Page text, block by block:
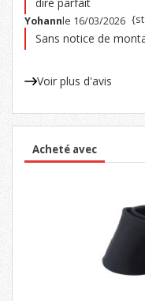
Yohannle 16/03/2026
Sans notice de
Voir plus d'avis
Acheté avec